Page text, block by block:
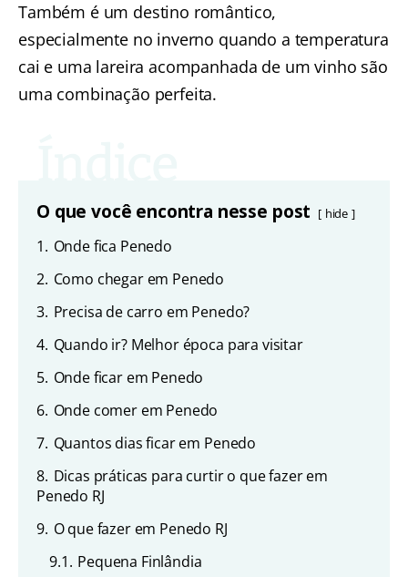
Também é um destino romântico,
especialmente no inverno quando a temperatura
cai e uma lareira acompanhada de um vinho são
uma combinação perfeita.
O que você encontra nesse post hide
1. Onde fica Penedo
2. Como chegar em Penedo
3. Precisa de carro em Penedo?
4. Quando ir? Melhor época para visitar
5. Onde ficar em Penedo
6. Onde comer em Penedo
7. Quantos dias ficar em Penedo
8. Dicas práticas para curtir o que fazer em
Penedo RJ
9. O que fazer em Penedo RJ
9.1. Pequena Finlândia